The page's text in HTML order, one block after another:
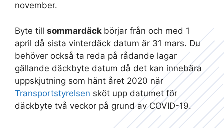
november.
Byte till sommardäck börjar från och med 1
april då sista vinterdäck datum är 31 mars. Du
behöver också ta reda på rådande lagar
gällande däckbyte datum då det kan innebära
uppskjutning som hänt året 2020 när
Transportstyrelsen sköt upp datumet för
däckbyte två veckor på grund av COVID-19.